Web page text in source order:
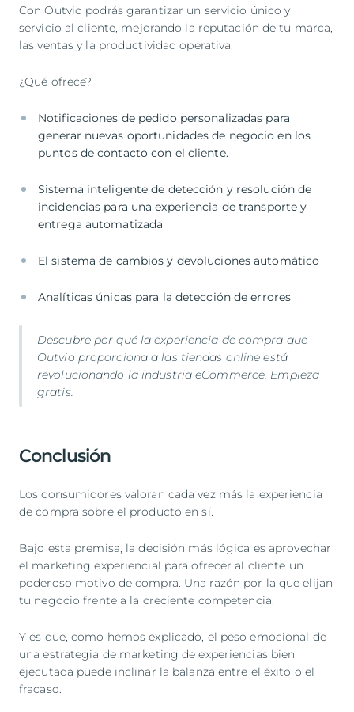
Con Outvio podrás garantizar un servicio único y
servicio al cliente, mejorando la reputación de tu marca,
las ventas y la productividad operativa.
¿Qué ofrece?
Notificaciones de pedido personalizadas para
generar nuevas oportunidades de negocio en los
puntos de contacto con el cliente.
Sistema inteligente de detección y resolución de
incidencias para una experiencia de transporte y
entrega automatizada
El sistema de cambios y devoluciones automático
Analíticas únicas para la detección de errores
Descubre por qué la experiencia de compra que
Outvio proporciona a las tiendas online está
revolucionando la industria eCommerce. Empieza
gratis.
Conclusión
Los consumidores valoran cada vez más la experiencia
de compra sobre el producto en sí.
Bajo esta premisa, la decisión más lógica es aprovechar
el marketing experiencial para ofrecer al cliente un
poderoso motivo de compra. Una razón por la que elijan
tu negocio frente a la creciente competencia.
Y es que, como hemos explicado, el peso emocional de
una estrategia de marketing de experiencias bien
ejecutada puede inclinar la balanza entre el éxito o el
fracaso.